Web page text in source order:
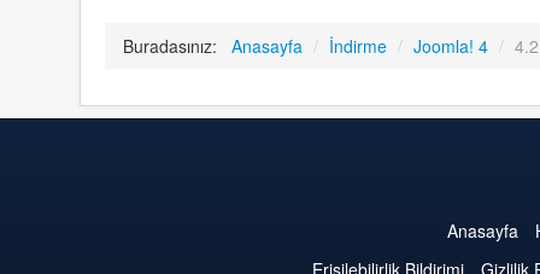
Buradasınız: Anasayfa / İndirme / Joomla! 4 /
Anasayfa